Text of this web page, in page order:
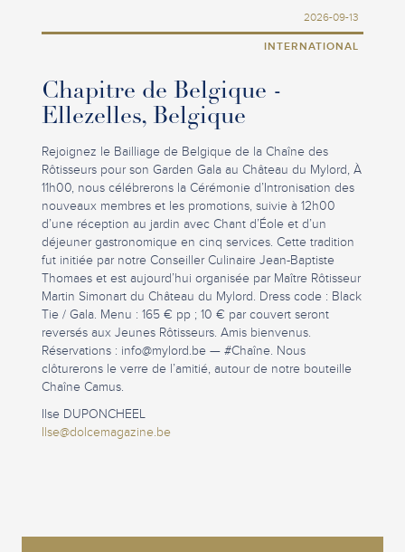
2026-09-13
INTERNATIONAL
Chapitre de Belgique -
Ellezelles, Belgique
Rejoignez le Bailliage de Belgique de la Chaîne des
Rôtisseurs pour son Garden Gala au Château du Mylord, À
11h00, nous célébrerons la Cérémonie d’Intronisation des
nouveaux membres et les promotions, suivie à 12h00
d’une réception au jardin avec Chant d’Éole et d’un
déjeuner gastronomique en cinq services. Cette tradition
fut initiée par notre Conseiller Culinaire Jean-Baptiste
Thomaes et est aujourd’hui organisée par Maître Rôtisseur
Martin Simonart du Château du Mylord. Dress code : Black
Tie / Gala. Menu : 165 € pp ; 10 € par couvert seront
reversés aux Jeunes Rôtisseurs. Amis bienvenus.
Réservations : info@mylord.be — #Chaîne. Nous
clôturerons le verre de l’amitié, autour de notre bouteille
Chaîne Camus.
Ilse DUPONCHEEL
Ilse@dolcemagazine.be